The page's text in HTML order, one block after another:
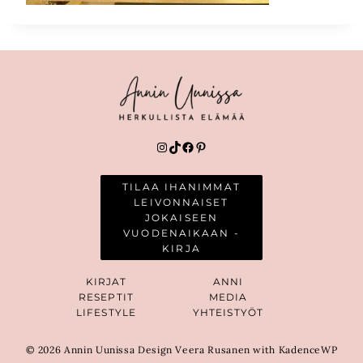
Instagram
TikTok
Facebook
Pinterest
TILAA IHANIMMAT
LEIVONNAISET
JOKAISEEN
VUODENAIKAAN -
KIRJA
KIRJAT
RESEPTIT
LIFESTYLE
ANNI
MEDIA
YHTEISTYÖT
© 2026 Annin Uunissa Design Veera Rusanen with KadenceWP